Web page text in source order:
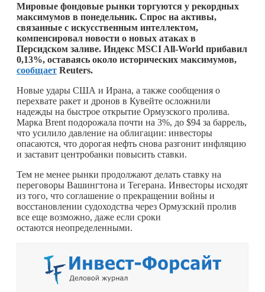
Мировые фондовые рынки торгуются у рекордных
максимумов в понедельник. Спрос на активы,
связанные с искусственным интеллектом,
компенсировал новости о новых атаках в
Персидском заливе. Индекс MSCI All-World прибавил
0,13%, оставаясь около исторических максимумов,
сообщает Reuters.
Новые удары США и Ирана, а также сообщения о
перехвате ракет и дронов в Кувейте осложнили
надежды на быстрое открытие Ормузского пролива.
Марка Brent подорожала почти на 3%, до $94 за баррель,
что усилило давление на облигации: инвесторы
опасаются, что дорогая нефть снова разгонит инфляцию
и заставит центробанки повысить ставки.
Тем не менее рынки продолжают делать ставку на
переговоры Вашингтона и Тегерана. Инвесторы исходят
из того, что соглашение о прекращении войны и
восстановлении судоходства через Ормузский пролив
все еще возможно, даже если сроки
остаются неопределенными.